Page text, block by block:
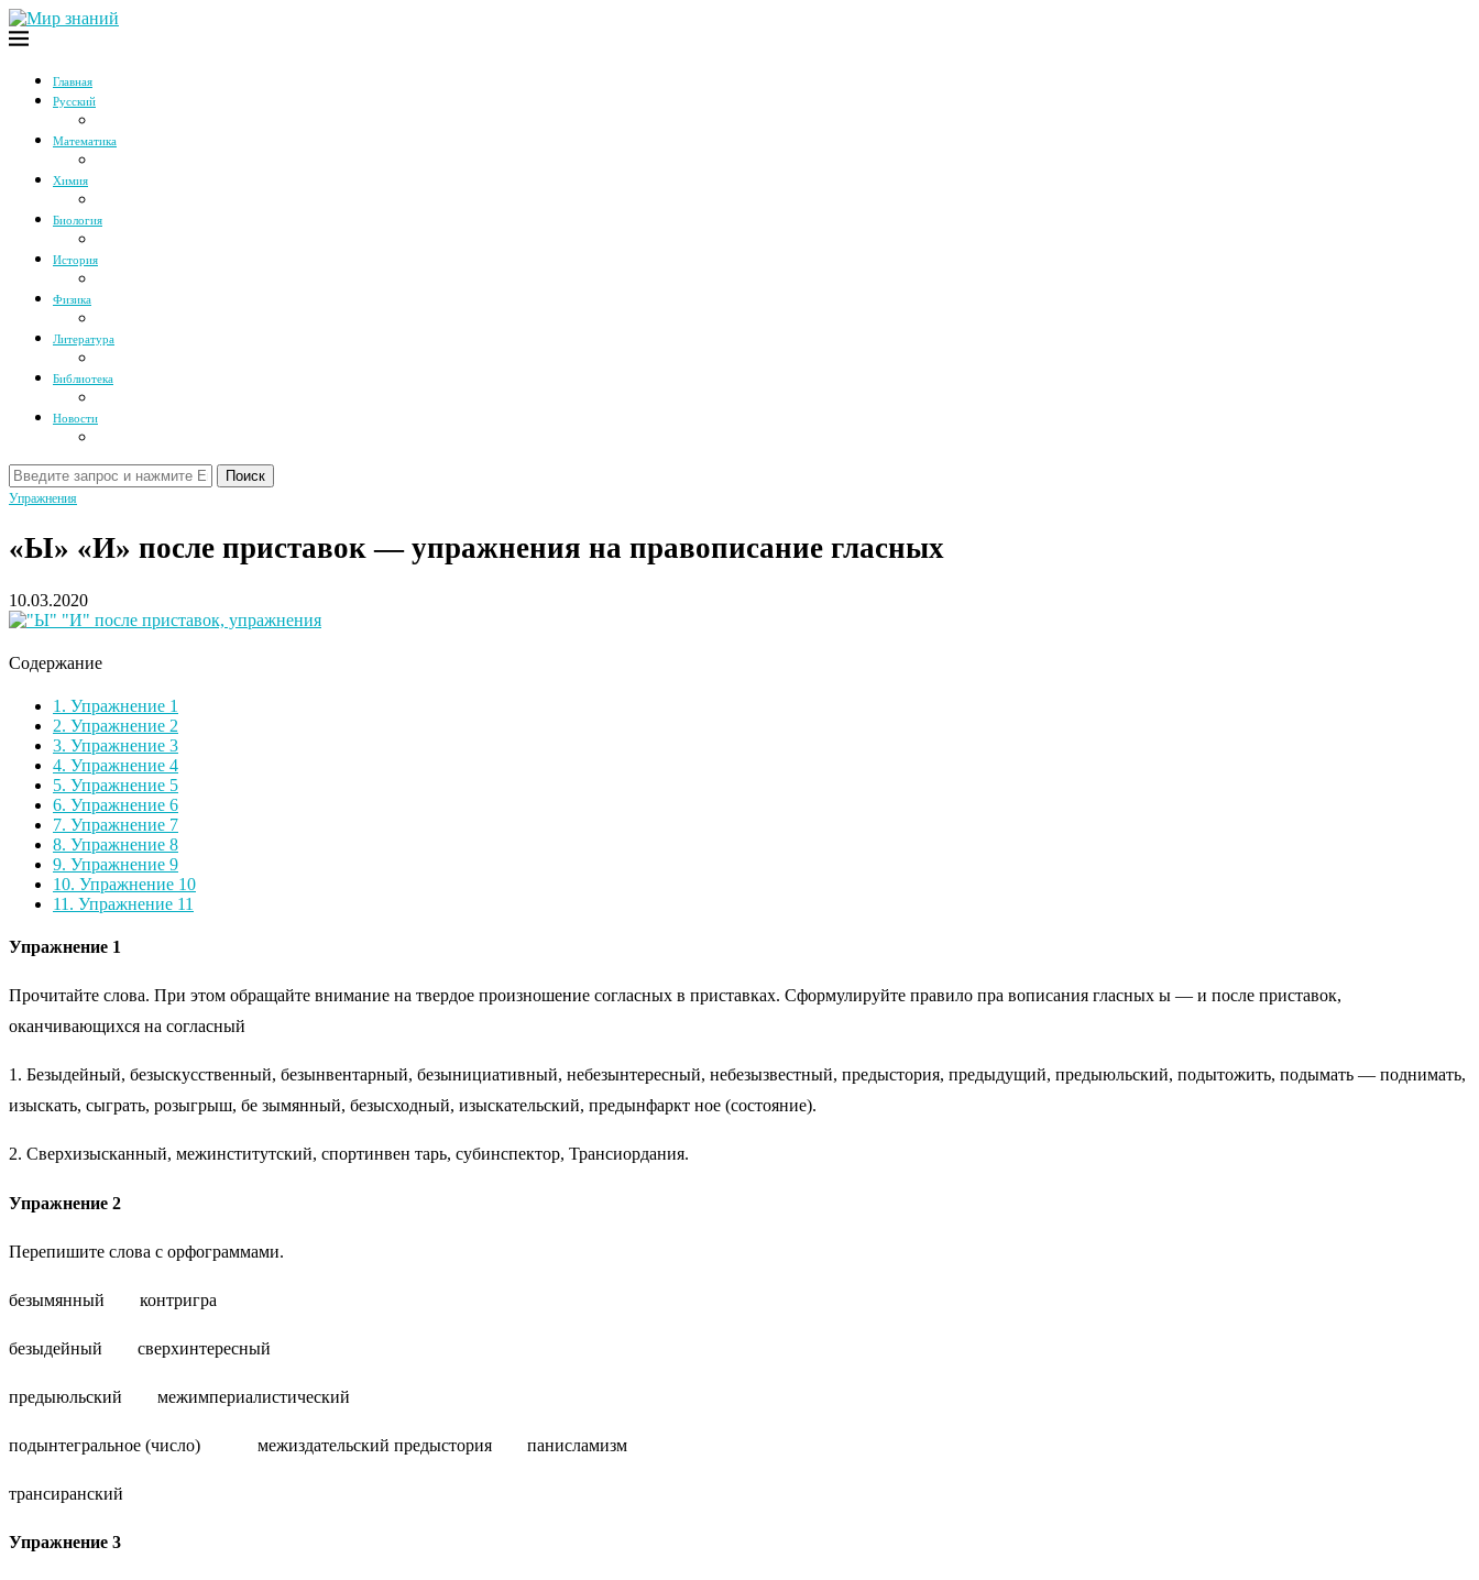
Главная
Русский
Математика
Химия
Биология
История
Физика
Литература
Библиотека
Новости
Поиск
Упражнения
«Ы» «И» после приставок — упражнения на правописание гласных
10.03.2020
Содержание
1. Упражнение 1
2. Упражнение 2
3. Упражнение 3
4. Упражнение 4
5. Упражнение 5
6. Упражнение 6
7. Упражнение 7
8. Упражнение 8
9. Упражнение 9
10. Упражнение 10
11. Упражнение 11
Упражнение 1
Прочитайте слова. При этом обращайте внимание на твердое произношение согласных в приставках. Сформулируйте правило пра вописания гласных ы — и после приставок,
оканчивающихся на согласный
1. Безыдейный, безыскусственный, безынвентарный, безынициативный, небезынтересный, небезызвестный, предыстория, предыдущий, предыюльский, подытожить, подымать — поднимать,
изыскать, сыграть, розыгрыш, бе зымянный, безысходный, изыскательский, предынфаркт ное (состояние).
2. Сверхизысканный, межинститутский, спортинвен тарь, субинспектор, Трансиордания.
Упражнение 2
Перепишите слова с орфограммами.
безымянный контригра
безыдейный сверхинтересный
предыюльский межимпериалистический
подынтегральное (число) межиздательский предыстория панисламизм
трансиранский
Упражнение 3